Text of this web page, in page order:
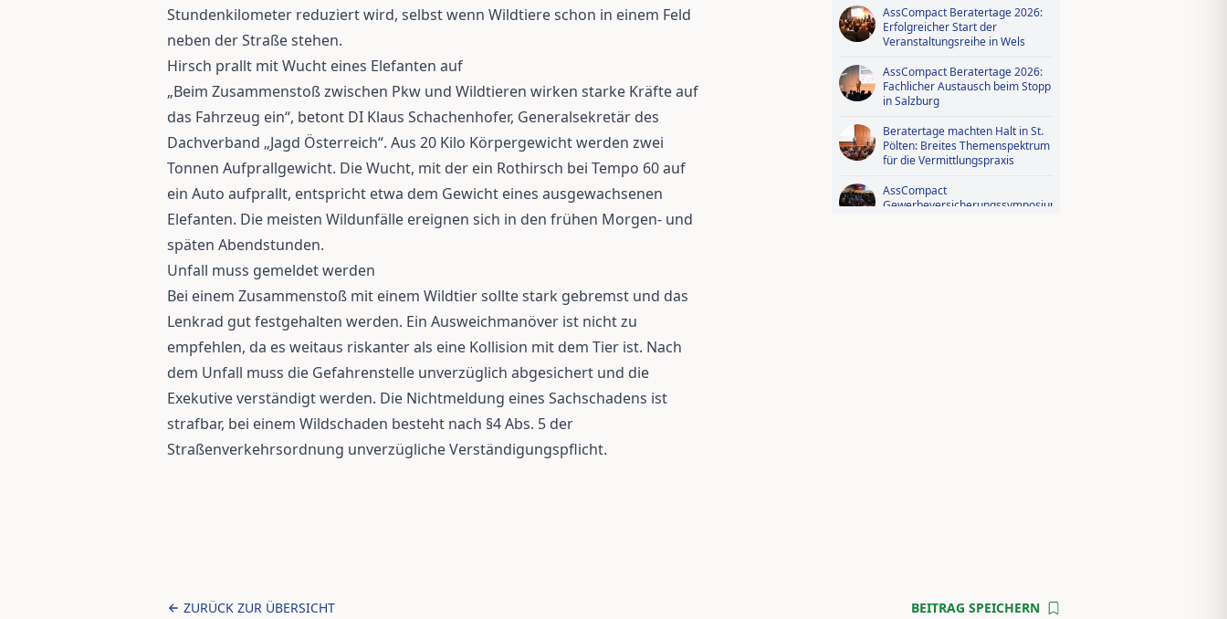
Stundenkilometer reduziert wird, selbst wenn Wildtiere schon in einem Feld
neben der Straße stehen.
Hirsch prallt mit Wucht eines Elefanten auf
„Beim Zusammenstoß zwischen Pkw und Wildtieren wirken starke Kräfte auf
das Fahrzeug ein“, betont DI Klaus Schachenhofer, Generalsekretär des
Dachverband „Jagd Österreich“. Aus 20 Kilo Körpergewicht werden zwei
Tonnen Aufprallgewicht. Die Wucht, mit der ein Rothirsch bei Tempo 60 auf
ein Auto aufprallt, entspricht etwa dem Gewicht eines ausgewachsenen
Elefanten. Die meisten Wildunfälle ereignen sich in den frühen Morgen- und
späten Abendstunden.
Unfall muss gemeldet werden
Bei einem Zusammenstoß mit einem Wildtier sollte stark gebremst und das
Lenkrad gut festgehalten werden. Ein Ausweichmanöver ist nicht zu
empfehlen, da es weitaus riskanter als eine Kollision mit dem Tier ist. Nach
dem Unfall muss die Gefahrenstelle unverzüglich abgesichert und die
Exekutive verständigt werden. Die Nichtmeldung eines Sachschadens ist
strafbar, bei einem Wildschaden besteht nach §4 Abs. 5 der
Straßenverkehrsordnung unverzügliche Verständigungspflicht.
AssCompact Beratertage 2026:
Erfolgreicher Start der
Veranstaltungsreihe in Wels
AssCompact Beratertage 2026:
Fachlicher Austausch beim Stopp
in Salzburg
Beratertage machten Halt in St.
Pölten: Breites Themenspektrum
für die Vermittlungspraxis
AssCompact
Gewerbeversicherungssymposium
ZURÜCK ZUR ÜBERSICHT BEITRAG SPEICHERN